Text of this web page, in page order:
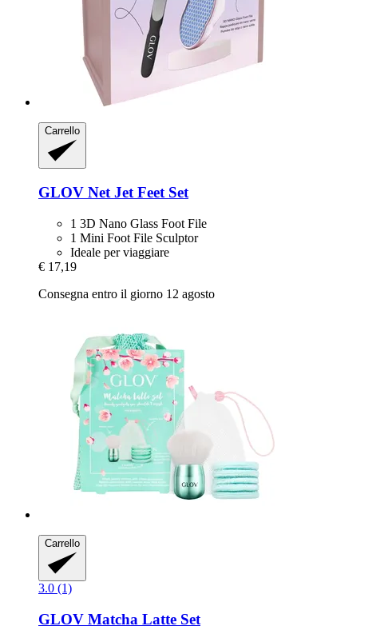
Carrello
GLOV Net Jet Feet Set
1 3D Nano Glass Foot File
1 Mini Foot File Sculptor
Ideale per viaggiare
€ 17,19
Consegna entro il giorno 12 agosto
Carrello
3.0 (1)
GLOV Matcha Latte Set